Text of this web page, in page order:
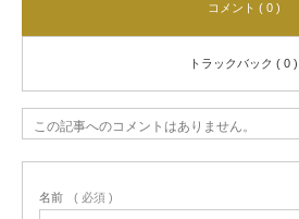
コメント ( 0 )
トラックバック ( 0 )
この記事へのコメントはありません。
名前 ( 必須 )